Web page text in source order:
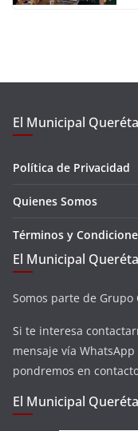
El Municipal
Política de Privacidad
Quienes Somos
Términos y
El Municipal
Somos parte de Grupo
Si te interesa
mensaje vía
pondremos en
El Municipal